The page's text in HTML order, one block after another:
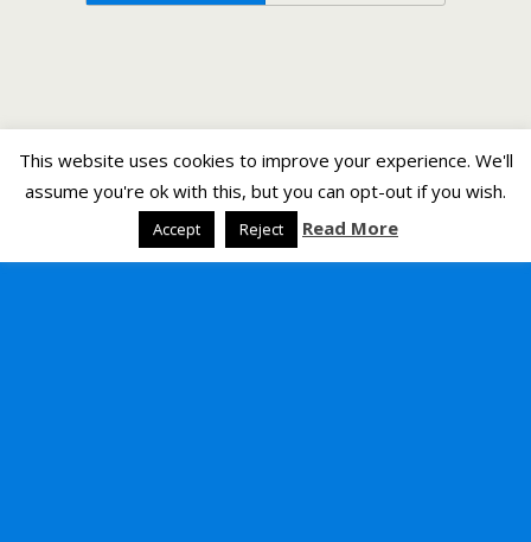
This website uses cookies to improve your experience. We'll
assume you're ok with this, but you can opt-out if you wish.
Accept Reject Read More